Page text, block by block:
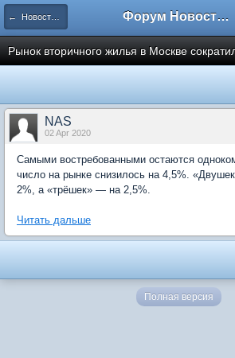
← Новости рынка недвижимости Форум Новостройки
Рынок вторичного жилья в Москве
NAS
02 Apr 2020
Самыми востребованными остаются
число на рынке снизилось на 4,5%.
2%, а «трёшек» — на 2,5%.
Читать дальше
Полная версия